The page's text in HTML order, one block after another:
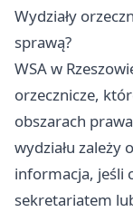
Wydziały
sprawą?
WSA w
orzecznicze,
obszarach
wydziału
informacja, jeśli
sekretariatem